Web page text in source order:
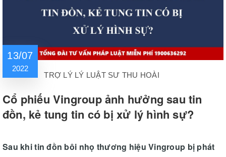
13/07
2022
TRỢ LÝ LÝ LUẬT SƯ THU HOÀI
Cổ phiếu Vingroup ảnh hưởng sau tin
đồn, kẻ tung tin có bị xử lý hình sự?
Sau khi tin đồn bôi nhọ thương hiệu Vingroup bị phát